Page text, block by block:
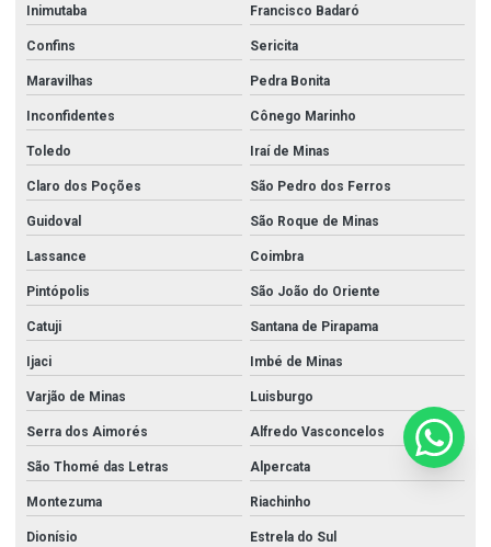
Inimutaba Francisco Badaró
Confins Sericita
Maravilhas Pedra Bonita
Inconfidentes Cônego Marinho
Toledo Iraí de Minas
Claro dos Poções São Pedro dos Ferros
Guidoval São Roque de Minas
Lassance Coimbra
Pintópolis São João do Oriente
Catuji Santana de Pirapama
Ijaci Imbé de Minas
Varjão de Minas Luisburgo
Serra dos Aimorés Alfredo Vasconcelos
São Thomé das Letras Alpercata
Montezuma Riachinho
Dionísio Estrela do Sul